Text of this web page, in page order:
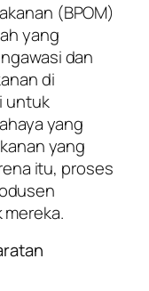
(BPOM)
yang
dan
di
untuk
yang
yang
itu, proses